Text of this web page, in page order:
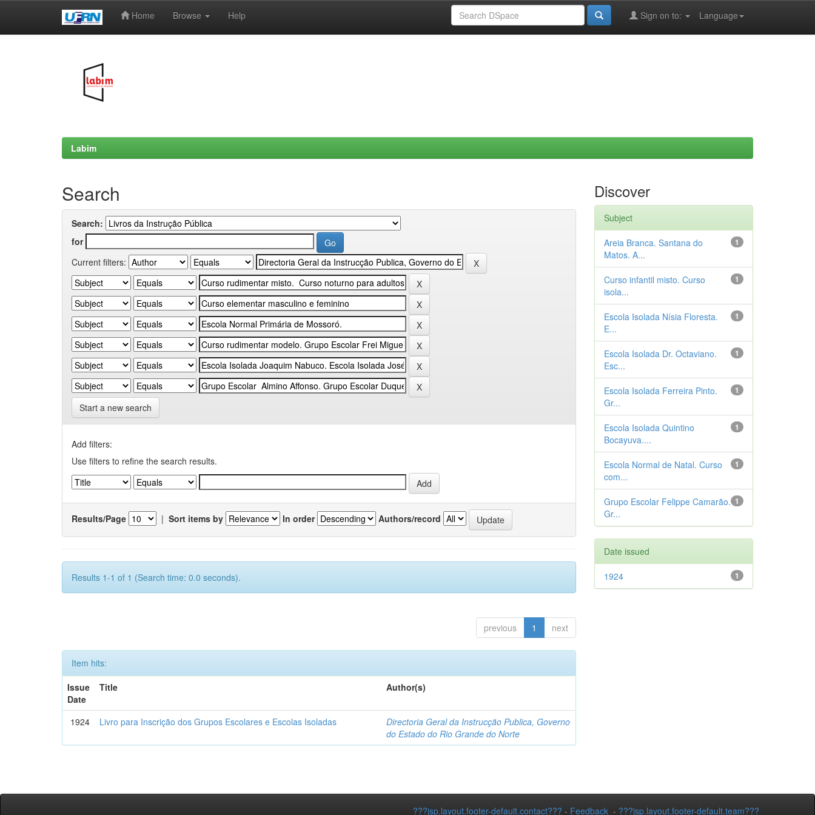
Home Browse Help Language
Sign on to:
Labim
Search
Search:
for
Current filters:
Start a new search
Add filters:
Use filters to refine the search results.
Results/Page | Sort items by In order Authors/record
Results 1-1 of 1 (Search time: 0.0 seconds).
previous 1 next
Item hits:
Issue
Date
Title Author(s)
1924 Livro para Inscrição dos Grupos Escolares e Escolas Isoladas
Directoria Geral da Instrucção Publica, Governo
do Estado do Rio Grande do Norte
Discover
Subject
1
Areia Branca. Santana do
Matos. A...
1
Curso infantil misto. Curso
isola...
1
Escola Isolada Nísia Floresta.
E...
1
Escola Isolada Dr. Octaviano.
Esc...
1
Escola Isolada Ferreira Pinto.
Gr...
1
Escola Isolada Quintino
Bocayuva....
1
Escola Normal de Natal. Curso
com...
1
Grupo Escolar Felippe Camarão.
Gr...
Date issued
1
1924
???jsp.layout.footer-default.contact??? - Feedback - ???jsp.layout.footer-default.team???